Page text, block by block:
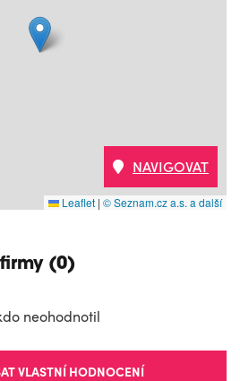
Leaflet | © Seznam.cz a.s. a další
NAVIGOVAT
(0)
neohodnotil
VLASTNÍ HODNOCENÍ